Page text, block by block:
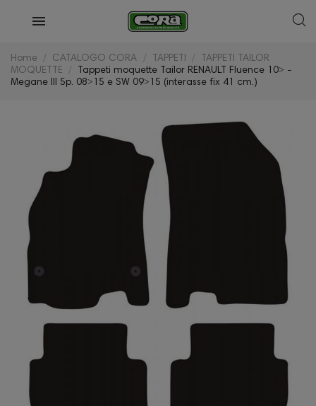
Home CATALOGO CORA TAPPETI
TAPPETI TAILOR
MOQUETTE
Tappeti moquette Tailor RENAULT Fluence 10˃ -
Megane III 5p. 08˃15 e SW 09˃15 (interasse fix 41 cm.)